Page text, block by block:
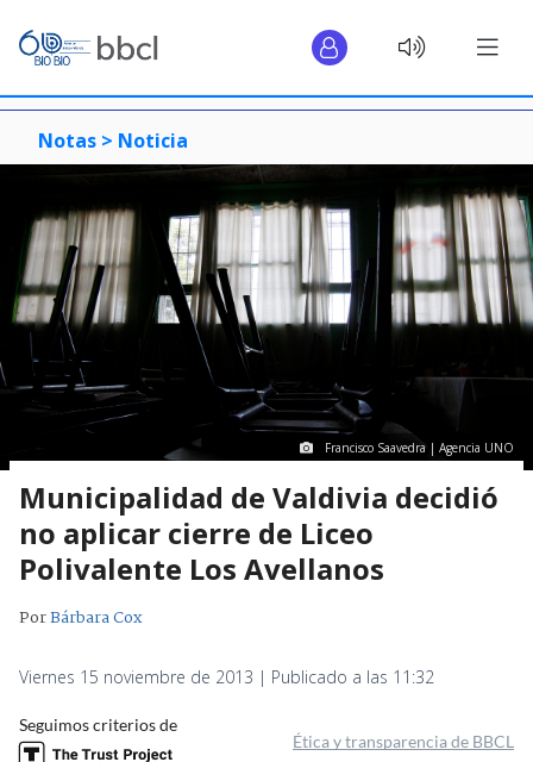
Notas > Noticia
Francisco Saavedra | Agencia UNO
Municipalidad de Valdivia decidió
no aplicar cierre de Liceo
Polivalente Los Avellanos
PorBárbara Cox
Viernes 15 noviembre de 2013 | Publicado a las 11:32
Seguimos criterios de
Ética y transparencia de BBCL